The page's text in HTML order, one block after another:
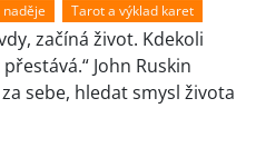
naděje Tarot a výklad karet
začíná život. Kdekoli
John Ruskin
sebe, hledat smysl života